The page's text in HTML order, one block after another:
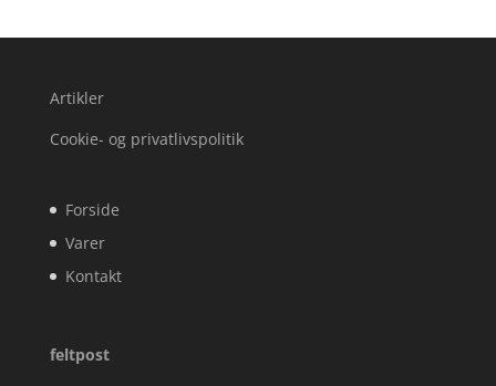
Artikler
Cookie- og privatlivspolitik
Forside
Varer
Kontakt
feltpost